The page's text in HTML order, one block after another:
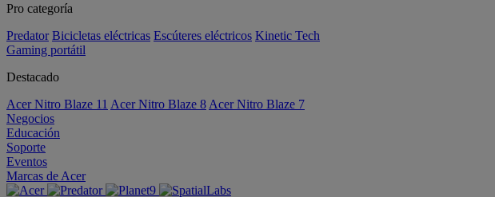
Pro categoría
Predator Bicicletas eléctricas Escúteres eléctricos Kinetic Tech
Gaming portátil
Destacado
Acer Nitro Blaze 11 Acer Nitro Blaze 8 Acer Nitro Blaze 7
Negocios
Educación
Soporte
Eventos
Marcas de Acer